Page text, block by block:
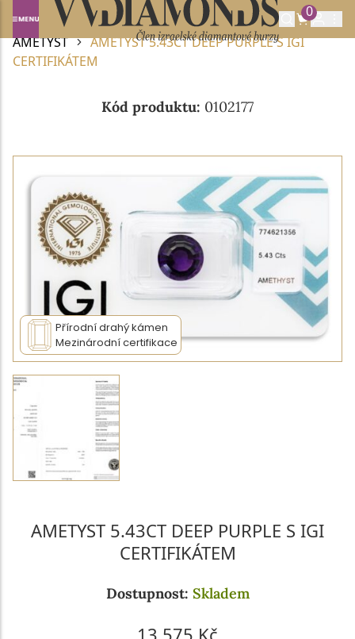
0
Domů
DRAHOKAMY A POLODRAHOKAMY
AMETYST
AMETYST 5.43CT DEEP PURPLE S IGI
CERTIFIKÁTEM
Kód produktu: 0102177
Přírodní drahý kámen
Mezinárodní certifikace
AMETYST 5.43CT DEEP PURPLE S IGI
CERTIFIKÁTEM
Dostupnost: Skladem